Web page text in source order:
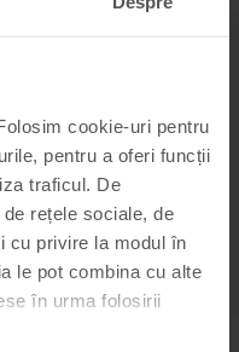
cookie-uri pentru
pentru a oferi funcții
traficul. De
rețele sociale, de
cu privire la modul în
le pot combina cu alte
în urma folosirii
de ecrane. Inima acestui
de la Huawei s-au concentrat
din sticla, de admirat
de 4000mAh.